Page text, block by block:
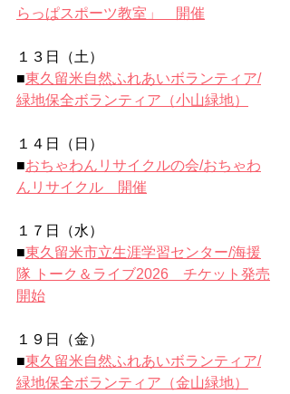
らっぱスポーツ教室」　開催
１３日（土）
■東久留米自然ふれあいボランティア/
緑地保全ボランティア（小山緑地）
１４日（日）
■おちゃわんリサイクルの会/おちゃわ
んリサイクル　開催
１７日（水）
■東久留米市立生涯学習センター/海援
隊 トーク＆ライブ2026　チケット発売
開始
１９日（金）
■東久留米自然ふれあいボランティア/
緑地保全ボランティア（金山緑地）